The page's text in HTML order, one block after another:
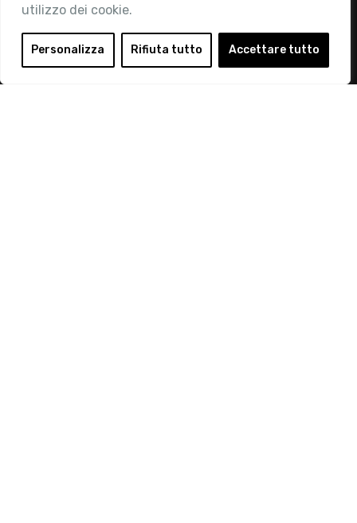
utilizzo dei cookie.
Personalizza Rifiuta tutto Accettare tutto
Area Riservata
Login
Diventa Socio